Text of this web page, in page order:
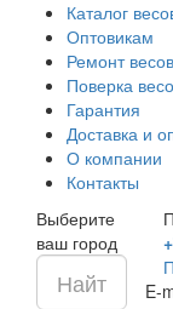
Каталог
Оптовикам
Ремонт весов
Поверка
Гарантия
Доставка и
О компании
Контакты
Выберите
ваш город
E-